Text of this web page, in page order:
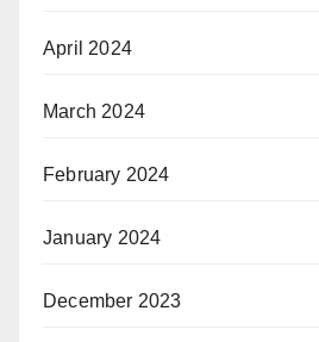
April 2024
March 2024
February 2024
January 2024
December 2023